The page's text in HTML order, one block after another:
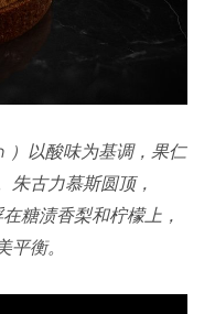
以酸味为基调，果仁
朱古力慕斯圆顶，
糖渍香梨和柠檬上，
平衡。